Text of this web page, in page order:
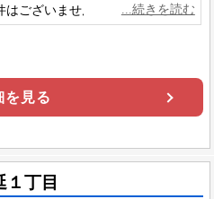
はございませんので、お好みの
す。
を見る
１丁目